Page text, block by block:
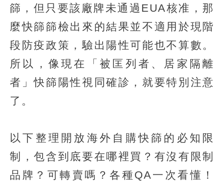
篩，但只要該廠牌未通過EUA核准，那
麼快篩篩檢出來的結果並不適用於現階
段防疫政策，驗出陽性可能也不算數。
所以，像現在「被匡列者、居家隔離
者」快篩陽性視同確診，就要特別注意
了。
以下整理開放海外自購快篩的必知限
制，包含到底要在哪裡買？有沒有限制
品牌？可轉賣嗎？各種QA一次看懂！